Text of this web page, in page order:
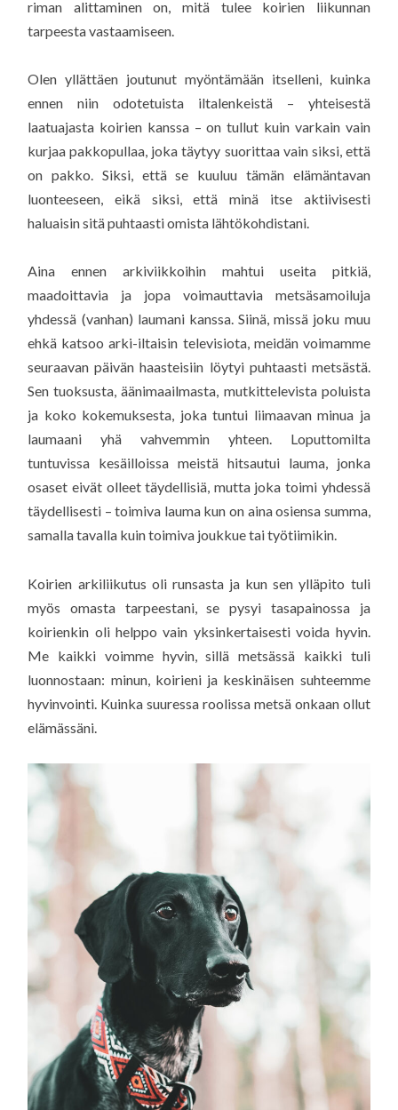
riman alittaminen on, mitä tulee koirien liikunnan
tarpeesta vastaamiseen.
Olen yllättäen joutunut myöntämään itselleni, kuinka
ennen niin odotetuista iltalenkeistä – yhteisestä
laatuajasta koirien kanssa – on tullut kuin varkain vain
kurjaa pakkopullaa, joka täytyy suorittaa vain siksi, että
on pakko. Siksi, että se kuuluu tämän elämäntavan
luonteeseen, eikä siksi, että minä itse aktiivisesti
haluaisin sitä puhtaasti omista lähtökohdistani.
Aina ennen arkiviikkoihin mahtui useita pitkiä,
maadoittavia ja jopa voimauttavia metsäsamoiluja
yhdessä (vanhan) laumani kanssa. Siinä, missä joku muu
ehkä katsoo arki-iltaisin televisiota, meidän voimamme
seuraavan päivän haasteisiin löytyi puhtaasti metsästä.
Sen tuoksusta, äänimaailmasta, mutkittelevista poluista
ja koko kokemuksesta, joka tuntui liimaavan minua ja
laumaani yhä vahvemmin yhteen. Loputtomilta
tuntuvissa kesäilloissa meistä hitsautui lauma, jonka
osaset eivät olleet täydellisiä, mutta joka toimi yhdessä
täydellisesti – toimiva lauma kun on aina osiensa summa,
samalla tavalla kuin toimiva joukkue tai työtiimikin.
Koirien arkiliikutus oli runsasta ja kun sen ylläpito tuli
myös omasta tarpeestani, se pysyi tasapainossa ja
koirienkin oli helppo vain yksinkertaisesti voida hyvin.
Me kaikki voimme hyvin, sillä metsässä kaikki tuli
luonnostaan: minun, koirieni ja keskinäisen suhteemme
hyvinvointi. Kuinka suuressa roolissa metsä onkaan ollut
elämässäni.